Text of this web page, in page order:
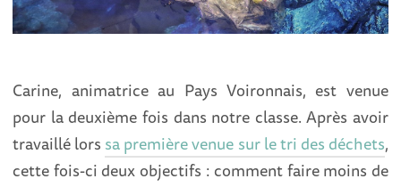
Carine, animatrice au Pays Voironnais, est venue
pour la deuxième fois dans notre classe. Après avoir
travaillé lors sa première venue sur le tri des déchets,
cette fois-ci deux objectifs : comment faire moins de